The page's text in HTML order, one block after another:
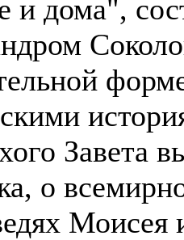
и дома",
Завета
о